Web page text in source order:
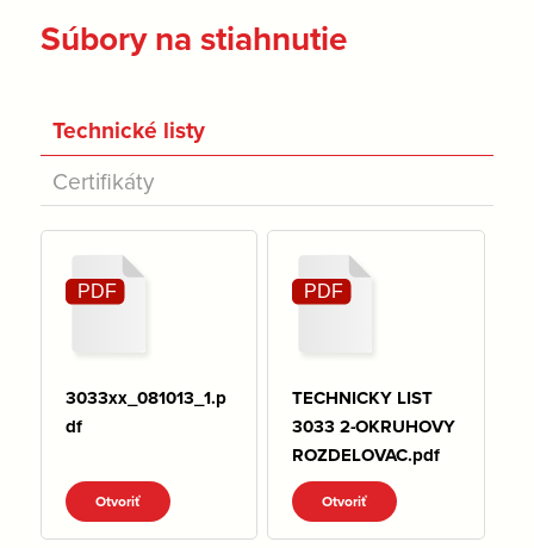
Súbory na stiahnutie
Technické listy
Certifikáty
3033xx_081013_1.p
df
Otvoriť
TECHNICKY LIST
3033 2-OKRUHOVY
ROZDELOVAC.pdf
Otvoriť